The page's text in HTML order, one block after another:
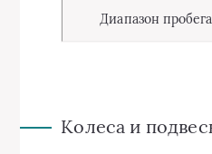
Диапазон пробега
Колеса и